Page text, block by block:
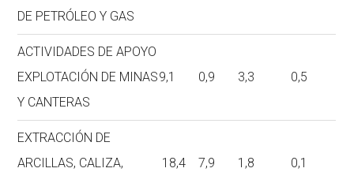
DE PETRÓLEO Y GAS
ACTIVIDADES DE APOYO
EXPLOTACIÓN DE MINAS
Y CANTERAS
9,1 0,9 3,3 0,5
EXTRACCIÓN DE
ARCILLAS, CALIZA,
18,4 7,9 1,8 0,1